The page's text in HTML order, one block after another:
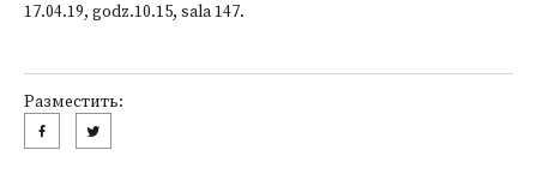
17.04.19, godz.10.15, sala 147.
Разместить: